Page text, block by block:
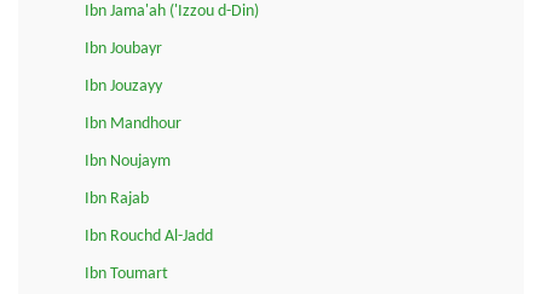
Ibn Jama'ah ('Izzou d-Din)
Ibn Joubayr
Ibn Jouzayy
Ibn Mandhour
Ibn Noujaym
Ibn Rajab
Ibn Rouchd Al-Jadd
Ibn Toumart